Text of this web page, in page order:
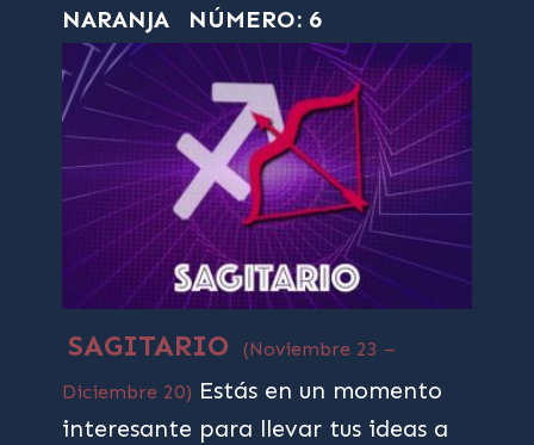
NARANJA NÚMERO: 6
SAGITARIO
(Noviembre 23 –
Diciembre 20) Estás en un momento
interesante para llevar tus ideas a